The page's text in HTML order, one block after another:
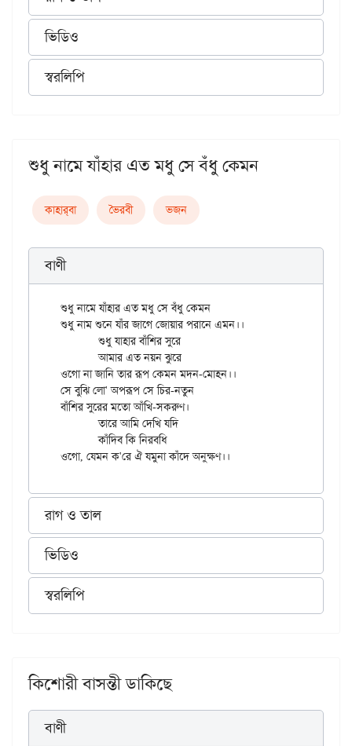
ভিডিও
স্বরলিপি
শুধু নামে যাঁহার এত মধু সে বঁধু কেমন
কাহার্‌বা ভৈরবী ভজন
বাণী
শুধু নামে যাঁহার এত মধু সে বঁধু কেমন
শুধু নাম শুনে যাঁর জাগে জোয়ার পরানে এমন।।
	আমার এত নয়ন ঝুরে
ওগো না জানি তার রূপ কেমন মদন-মোহন।।
সে বুঝি লো' অপরূপ সে চির-নতুন
বাঁশির সুরের মতো আঁখি-সকরুণ।
	তারে আমি দেখি যদি
	কাঁদিব কি নিরবধি
রাগ ও তাল
ভিডিও
স্বরলিপি
কিশোরী বাসন্তী ডাকিছে
বাণী